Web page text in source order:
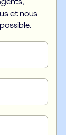
et nous